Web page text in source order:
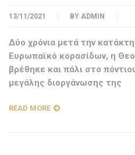
13/11/2021 BY ADMIN
Δύο χρόνια μετά την
Ευρωπαϊκό κορασίδων, η
βρέθηκε και πάλι στο
μεγάλης διοργάνωσης της
READ MORE